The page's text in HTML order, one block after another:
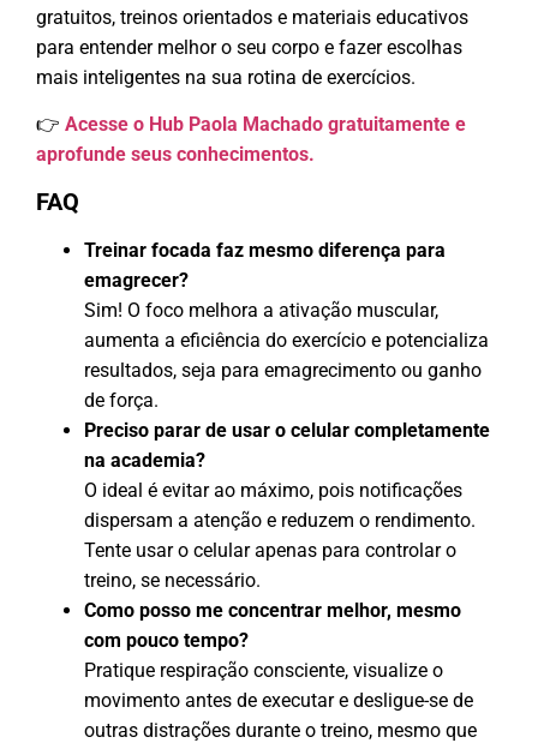
gratuitos, treinos orientados e materiais educativos
para entender melhor o seu corpo e fazer escolhas
mais inteligentes na sua rotina de exercícios.
👉 Acesse o Hub Paola Machado gratuitamente e
aprofunde seus conhecimentos.
FAQ
Treinar focada faz mesmo diferença para
emagrecer?
Sim! O foco melhora a ativação muscular,
aumenta a eficiência do exercício e potencializa
resultados, seja para emagrecimento ou ganho
de força.
Preciso parar de usar o celular completamente
na academia?
O ideal é evitar ao máximo, pois notificações
dispersam a atenção e reduzem o rendimento.
Tente usar o celular apenas para controlar o
treino, se necessário.
Como posso me concentrar melhor, mesmo
com pouco tempo?
Pratique respiração consciente, visualize o
movimento antes de executar e desligue-se de
outras distrações durante o treino, mesmo que